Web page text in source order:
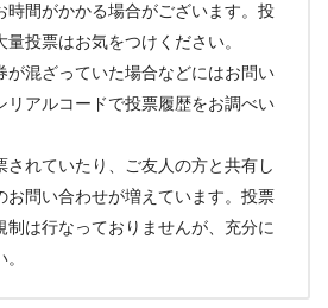
間がかかる場合がございます。投
投票はお気をつけください。
混ざっていた場合などにはお問い
リアルコードで投票履歴をお調べい
れていたり、ご友人の方と共有し
お問い合わせが増えています。投票
制は行なっておりませんが、充分に